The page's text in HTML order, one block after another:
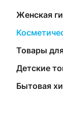
Женская
Товары
Детские
Бытовая